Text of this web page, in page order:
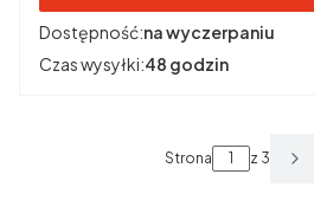
Dostępność:na wyczerpaniu
Czas wysyłki:48 godzin
Strona z 3